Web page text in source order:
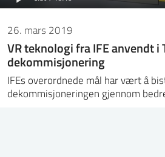
26. mars 2019
VR teknologi fra IFE anvendt i
dekommisjonering
IFEs overordnede mål har vært å
dekommisjoneringen gjennom